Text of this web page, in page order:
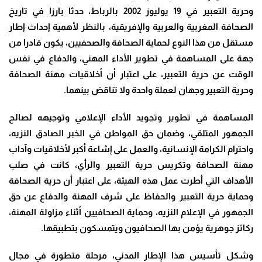
وحرية التعبير في 19 يوليوز 2002 بالرباط، حدثا بارزا في تاريخ
الصحافة المغربية والعربية والإفريقية، بالنظر لأهمية إحداث إطار
مستقل من هذا النوع لحماية الصحافة والصحفيين، يكون قادرا من
جهة على المساهمة في تطوير الأداء المهني، والدفاع في نفس
الوقت عن حرية التعبير، على اعتبار أن أخلاقيات مهنة الصحافة
وحرية التعبير وجهان لعملة واحدة ولا تناقض بينهما.
المساهمة في تطوير وتجويد الأداء الإعلامي وتوجيهه لصالح
الجمهور المتلقي، وضمان حق المواطن في الخبر الصادق النزيه،
واحترام الكرامة الإنسانية، والعمل على إشاعة أكبر لأخلاقيات وآداب
مهنة الصحافة وتكريس حرية التعبير والرأي، كانت في صلب
الأهداف التي أطرت عمل هذه الهيئة، على اعتبار أن حرية الصحافة
وحماية حرية التعبير والحفاظ على شرف المهنة والدفاع عن حق
الجمهور في الإعلام النزيه، وحماية الصحافيين أثناء مزاولة المهنة،
ركائز جوهرية يؤمن بها الصحافيون ويتمسكون بتطبيقها.
وشكل تأسيس هذا الإطار المدني، مرحلة متطورة في مجال